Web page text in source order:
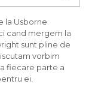
la Usborne
cand mergem la
sunt pline de
vorbim
fiecare parte a
ei.